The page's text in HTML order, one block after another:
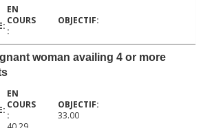
woman availing 4 or more
33.00